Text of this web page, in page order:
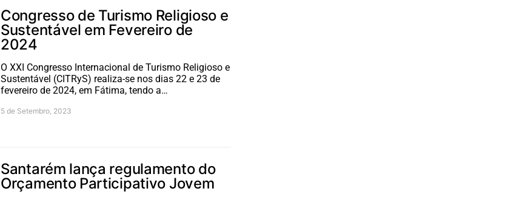
Congresso de Turismo Religioso e
Sustentável em Fevereiro de
2024
O XXI Congresso Internacional de Turismo Religioso e
Sustentável (CITRyS) realiza-se nos dias 22 e 23 de
fevereiro de 2024, em Fátima, tendo a…
5 de Setembro, 2023
Santarém lança regulamento do
Orçamento Participativo Jovem